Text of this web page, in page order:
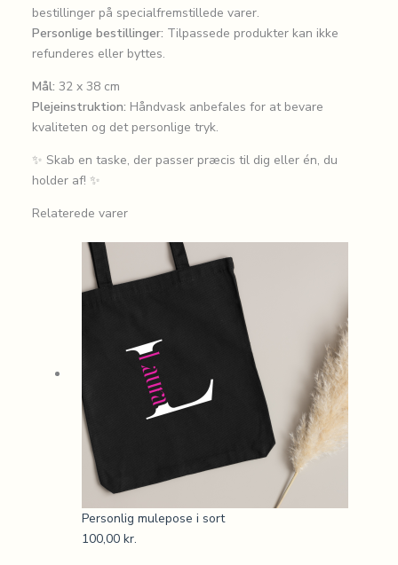
bestillinger på specialfremstillede varer.
Personlige bestillinger: Tilpassede produkter kan ikke
refunderes eller byttes.
Mål: 32 x 38 cm
Plejeinstruktion: Håndvask anbefales for at bevare
kvaliteten og det personlige tryk.
✨ Skab en taske, der passer præcis til dig eller én, du
holder af! ✨
Relaterede varer
Personlig mulepose i sort
100,00 kr.